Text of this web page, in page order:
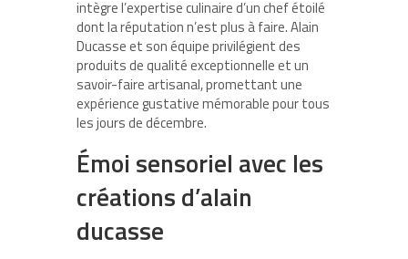
intègre l’expertise culinaire d’un chef étoilé
dont la réputation n’est plus à faire. Alain
Ducasse et son équipe privilégient des
produits de qualité exceptionnelleet un
savoir-faire artisanal, promettant une
expérience gustative mémorable pour tous
les jours de décembre.
Émoi sensoriel avec les
créations d’alain
ducasse